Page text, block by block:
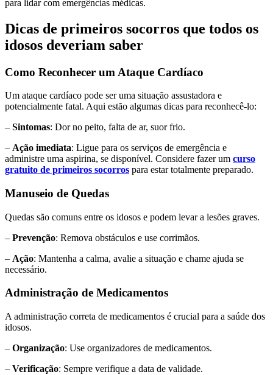
para lidar com emergências médicas.
Dicas de primeiros socorros que todos os
idosos deveriam saber
Como Reconhecer um Ataque Cardíaco
Um ataque cardíaco pode ser uma situação assustadora e
potencialmente fatal. Aqui estão algumas dicas para reconhecê-lo:
– Sintomas: Dor no peito, falta de ar, suor frio.
– Ação imediata: Ligue para os serviços de emergência e
administre uma aspirina, se disponível. Considere fazer um curso
gratuito de primeiros socorros para estar totalmente preparado.
Manuseio de Quedas
Quedas são comuns entre os idosos e podem levar a lesões graves.
– Prevenção: Remova obstáculos e use corrimãos.
– Ação: Mantenha a calma, avalie a situação e chame ajuda se
necessário.
Administração de Medicamentos
A administração correta de medicamentos é crucial para a saúde dos
idosos.
– Organização: Use organizadores de medicamentos.
– Verificação: Sempre verifique a data de validade.